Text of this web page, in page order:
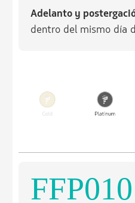
Adelanto y
dentro del mismo día
FFP010